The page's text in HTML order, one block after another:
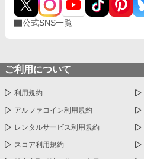
公式SNS一覧
ご利用について
利用規約
アルファコイン利用規約
レンタルサービス利用規約
スコア利用規約